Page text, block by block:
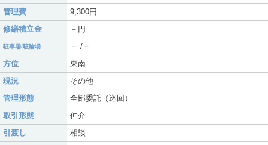
管理費
9,300円
修繕積立金
－円
駐車場/駐輪場
－ /－
方位
東南
現況
その他
管理形態
全部委託（巡回）
取引形態
仲介
引渡し
相談